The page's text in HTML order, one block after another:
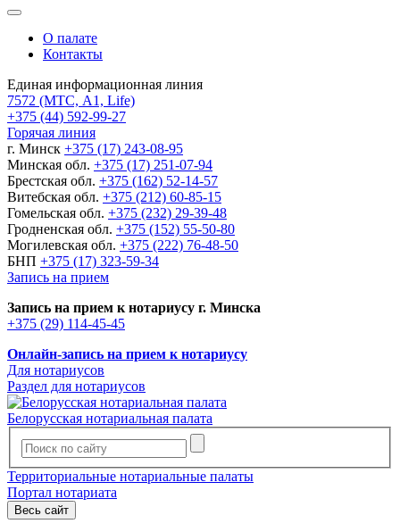
О палате
Контакты
Единая информационная линия
7572 (МТС, A1, Life)
+375 (44) 592-99-27
Горячая линия
г. Минск +375 (17) 243-08-95
Минская обл. +375 (17) 251-07-94
Брестская обл. +375 (162) 52-14-57
Витебская обл. +375 (212) 60-85-15
Гомельская обл. +375 (232) 29-39-48
Гродненская обл. +375 (152) 55-50-80
Могилевская обл. +375 (222) 76-48-50
БНП +375 (17) 323-59-34
Запись на прием
Запись на прием к нотариусу г. Минска
+375 (29) 114-45-45
Онлайн-запись на прием к нотариусу
Для нотариусов
Раздел для нотариусов
Белорусская нотариальная палата
Территориальные нотариальные палаты
Портал нотариата
Весь сайт